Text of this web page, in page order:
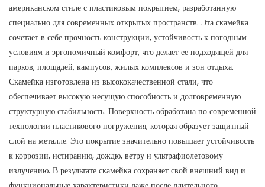
американском стиле с пластиковым покрытием, разработанную
специально для современных открытых пространств. Эта скамейка
сочетает в себе прочность конструкции, устойчивость к погодным
условиям и эргономичный комфорт, что делает ее подходящей для
парков, площадей, кампусов, жилых комплексов и зон отдыха.
Скамейка изготовлена ​​из высококачественной стали, что
обеспечивает высокую несущую способность и долговременную
структурную стабильность. Поверхность обработана по современной
технологии пластикового погружения, которая образует защитный
слой на металле. Это покрытие значительно повышает устойчивость
к коррозии, истиранию, дождю, ветру и ультрафиолетовому
излучению. В результате скамейка сохраняет свой внешний вид и